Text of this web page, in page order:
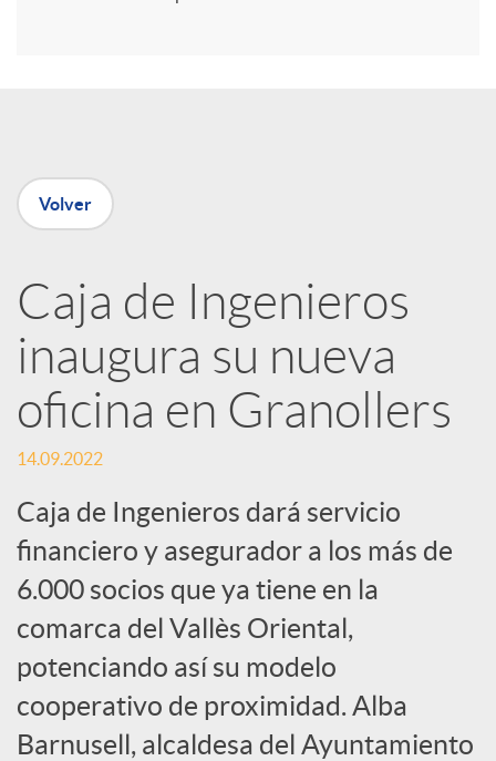
n
R
e
d
e
s
S
o
Volver
Caja de Ingenieros
inaugura su nueva
oficina en Granollers
14.09.2022
Caja de Ingenieros dará servicio
financiero y asegurador a los más de
6.000 socios que ya tiene en la
comarca del Vallès Oriental,
potenciando así su modelo
cooperativo de proximidad. Alba
Barnusell, alcaldesa del Ayuntamiento